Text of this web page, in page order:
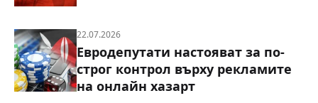
22.07.2026
Евродепутати настояват за по-
строг контрол върху рекламите
на онлайн хазарт